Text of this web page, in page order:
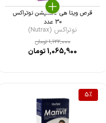
قرص ویتا هی کانسپشن نوتراکس
30 عدد
نوتراکس (Nutrax)
1,122,000تومان
1,065,900تومان
5%